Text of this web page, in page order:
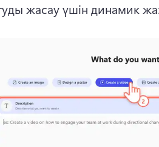
жасау үшін динамик